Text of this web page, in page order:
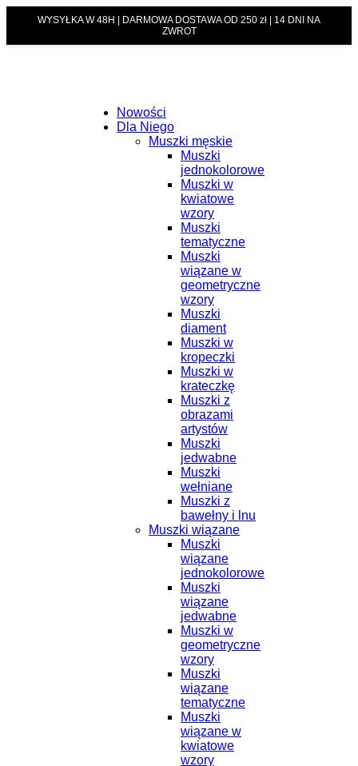
WYSYŁKA W 48H | DARMOWA DOSTAWA OD 250 zł | 14 DNI NA
ZWROT
Nowości
Dla Niego
Muszki męskie
Muszki
jednokolorowe
Muszki w
kwiatowe
wzory
Muszki
tematyczne
Muszki
wiązane w
geometryczne
wzory
Muszki
diament
Muszki w
kropeczki
Muszki w
krateczkę
Muszki z
obrazami
artystów
Muszki
jedwabne
Muszki
wełniane
Muszki z
bawełny i lnu
Muszki wiązane
Muszki
wiązane
jednokolorowe
Muszki
wiązane
jedwabne
Muszki w
geometryczne
wzory
Muszki
wiązane
tematyczne
Muszki
wiązane w
kwiatowe
wzory